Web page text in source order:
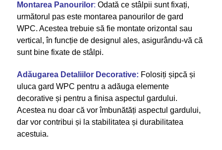
Montarea Panourilor: Odată ce stâlpii sunt fixați,
următorul pas este montarea panourilor de gard
WPC. Acestea trebuie să fie montate orizontal sau
vertical, în funcție de designul ales, asigurându-vă că
sunt bine fixate de stâlpi.
Adăugarea Detaliilor Decorative: Folosiți șipcă și
uluca gard WPC pentru a adăuga elemente
decorative și pentru a finisa aspectul gardului.
Acestea nu doar că vor îmbunătăți aspectul gardului,
dar vor contribui și la stabilitatea și durabilitatea
acestuia.